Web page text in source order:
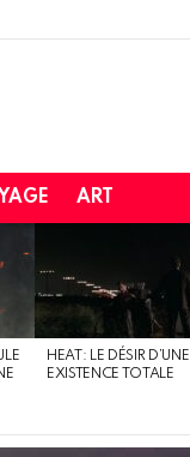
ART
HEAT: LE DÉSIR D’UNE
EXISTENCE TOTALE